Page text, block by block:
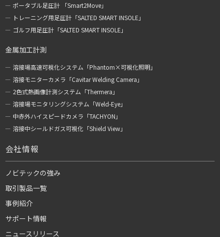
ポータブル足圧計 「Smart2Move」
トレーニング用足圧計「SALTED SMART INSOLE」
ゴルフ用足圧計「SALTED SMART INSOLE」
金属加工計測
溶接場高速可視化システム「Phantom×可視化照明」
溶接モニターカメラ「Cavitar Welding Camera」
2色式熱画像計測システム「Thermera」
溶接場モニタリングシステム「Weld-Eye」
中赤外ハイスピードカメラ「TACHYON」
溶接中シールドガス可視化「Shield View」
会社情報
ノビテックの強み
取引製品一覧
事例紹介
サポート情報
ニュースリリース